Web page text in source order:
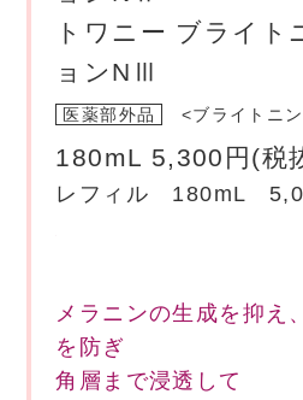
トワニー ブライト
ョンNⅢ
医薬部外品 <ブライトニ
180mL 5,300円(税
レフィル 180mL
メラニンの生成を抑え
を防ぎ
角層まで浸透して